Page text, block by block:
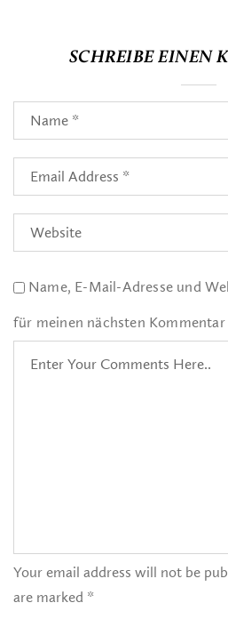
SCHREIBE EINEN
Name, E-Mail-Adresse und
für meinen nächsten Kommentar
Your email address will not be
are marked *